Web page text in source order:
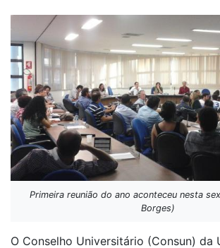
Primeira reunião do ano aconteceu nesta
Borges)
O Conselho Universitário (Consun) da